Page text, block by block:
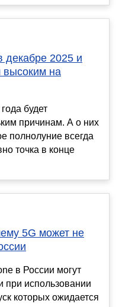
декабре 2025 и
высоким на
будет
причинам. А о них
полнолуние всегда
точка в конце
5G может не
в России могут
при использовании
которых ожидается